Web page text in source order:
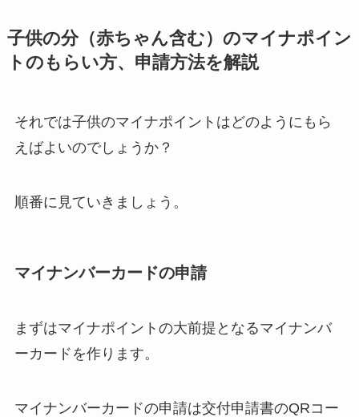
子供の分（赤ちゃん含む）のマイナポイン
トのもらい方、申請方法を解説
それでは子供のマイナポイントはどのようにもら
えばよいのでしょうか？
順番に見ていきましょう。
マイナンバーカードの申請
まずはマイナポイントの大前提となるマイナンバ
ーカードを作ります。
マイナンバーカードの申請は交付申請書のQRコー